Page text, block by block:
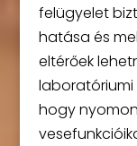
felügyelet
hatása és
eltérőek
laboratóriumi
hogy